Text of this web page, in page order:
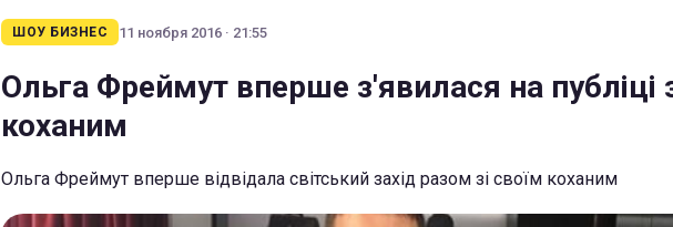
ШОУ БИЗНЕС 11 ноября 2016 · 21:55
Ольга Фреймут вперше з'явилася на публіці
коханим
Ольга Фреймут вперше відвідала світський захід разом зі своїм коханим